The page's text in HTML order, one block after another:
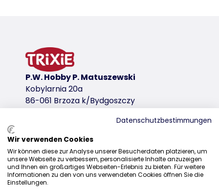
wariant produktu: unikalny numer
Kolor
jasnoszary
39871, 39872, 39873, 39874
P.W. Hobby P. Matuszewski
Kobylarnia 20a
86-061 Brzoza k/Bydgoszczy
Dystrybucja
+48 52 381 07 31
kontakt@trixiepolska.pl
Datenschutzbestimmungen
Wir verwenden Cookies
Wir können diese zur Analyse unserer Besucherdaten platzieren, um
unsere Webseite zu verbessern, personalisierte Inhalte anzuzeigen
und Ihnen ein großartiges Webseiten-Erlebnis zu bieten. Für weitere
Informationen zu den von uns verwendeten Cookies öffnen Sie die
Einstellungen.